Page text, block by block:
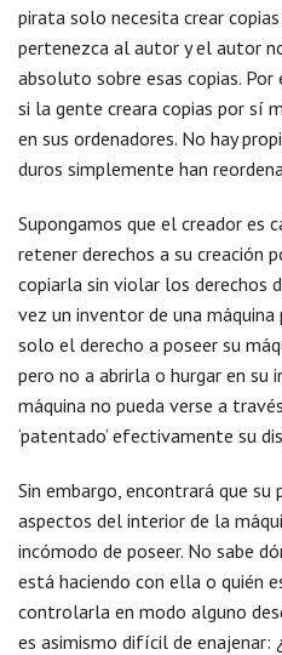
pirata solo necesita crear
pertenezca al autor y el autor
absoluto sobre esas copias.
si la gente creara copias por sí
en sus ordenadores. No hay
duros simplemente han
Supongamos que el creador es
retener derechos a su creación
copiarla sin violar los derechos
vez un inventor de una
solo el derecho a poseer su
pero no a abrirla o hurgar en su
máquina no pueda verse a
‘patentado’ efectivamente su
Sin embargo, encontrará que su
aspectos del interior de la
incómodo de poseer. No sabe
está haciendo con ella o quién
controlarla en modo alguno
es asimismo difícil de enajenar: